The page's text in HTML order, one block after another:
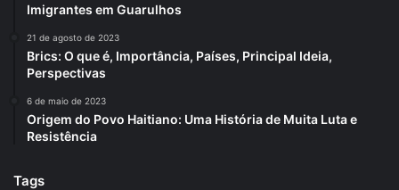
Imigrantes em Guarulhos
21 de agosto de 2023
Brics: O que é, Importância, Países, Principal Ideia,
Perspectivas
6 de maio de 2023
Origem do Povo Haitiano: Uma História de Muita Luta e
Resistência
Tags